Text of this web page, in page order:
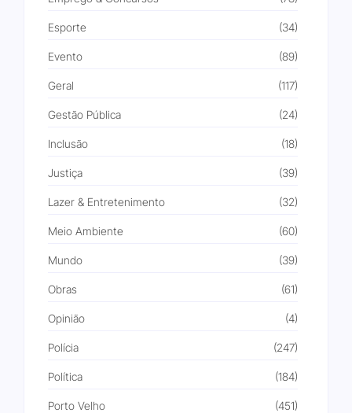
Esporte (34)
Evento (89)
Geral (117)
Gestão Pública (24)
Inclusão (18)
Justiça (39)
Lazer & Entretenimento (32)
Meio Ambiente (60)
Mundo (39)
Obras (61)
Opinião (4)
Polícia (247)
Política (184)
Porto Velho (451)